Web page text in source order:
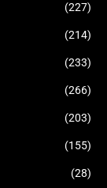
(227)
(214)
(233)
(266)
(203)
(155)
(28)